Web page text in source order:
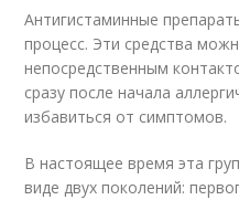
Антигистаминные
процесс. Эти средства
непосредственным
сразу после начала
избавиться от симптомов.
В настоящее время эта
виде двух поколений: